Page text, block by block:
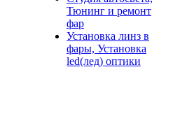
Тюнинг и ремонт
фар
Установка линз в
фары, Установка
led(лед) оптики